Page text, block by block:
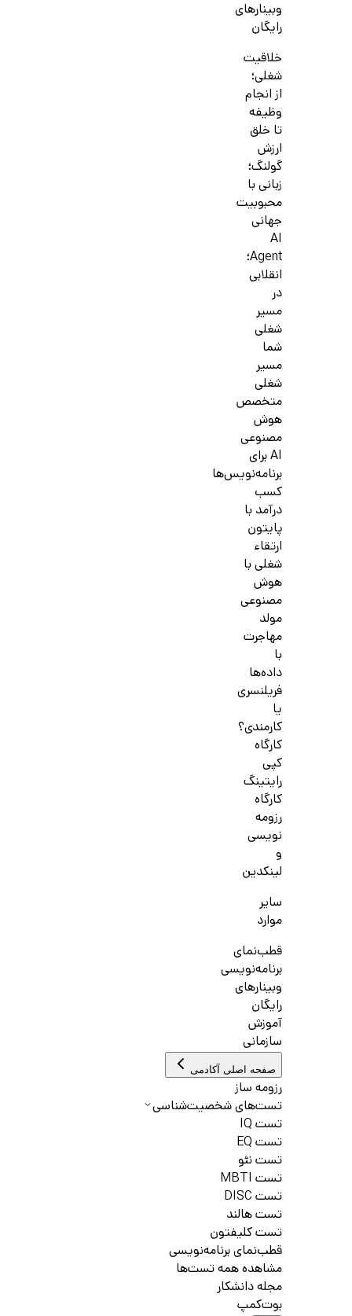
وبینارهای
رایگان
خلاقیت
شغلی؛
از انجام
وظیفه
تا خلق
ارزش
گولنگ؛
زبانی با
محبوبیت
جهانی
AI
Agent؛
انقلابی
در
مسیر
شغلی
شما
مسیر
شغلی
متخصص
هوش
مصنوعی
AI برای
برنامه‌نویس‌ها
کسب
درآمد با
پایتون
ارتقاء
شغلی با
هوش
مصنوعی
مولد
مهاجرت
با
داده‌ها
فریلنسری
یا
کارمندی؟
کارگاه
کپی
رایتینگ
کارگاه
رزومه
نویسی
و
لینکدین
سایر
موارد
قطب‌نمای
برنامه‌نویسی
وبینارهای
رایگان
آموزش
سازمانی
صفحه اصلی آکادمی
رزومه ساز
تست‌های شخصیت‌شناسی
تست IQ
تست EQ
تست نئو
تست MBTI
تست DISC
تست هالند
تست کلیفتون
قطب‌نمای برنامه‌نویسی
مشاهده همه تست‌ها
مجله دانشکار
بوت‌کمپ